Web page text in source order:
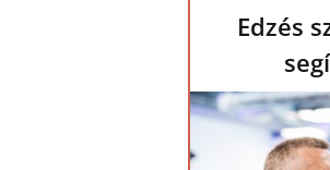
Edzés